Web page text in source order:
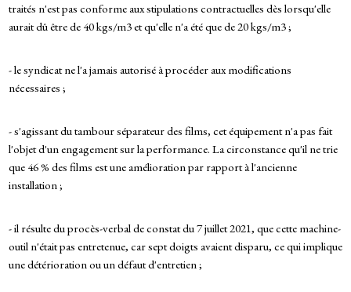
traités n'est pas conforme aux stipulations contractuelles dès lorsqu'elle
aurait dû être de 40 kgs/m3 et qu'elle n'a été que de 20 kgs/m3 ;
- le syndicat ne l'a jamais autorisé à procéder aux modifications
nécessaires ;
- s'agissant du tambour séparateur des films, cet équipement n'a pas fait
l'objet d'un engagement sur la performance. La circonstance qu'il ne trie
que 46 % des films est une amélioration par rapport à l'ancienne
installation ;
- il résulte du procès-verbal de constat du 7 juillet 2021, que cette machine-
outil n'était pas entretenue, car sept doigts avaient disparu, ce qui implique
une détérioration ou un défaut d'entretien ;